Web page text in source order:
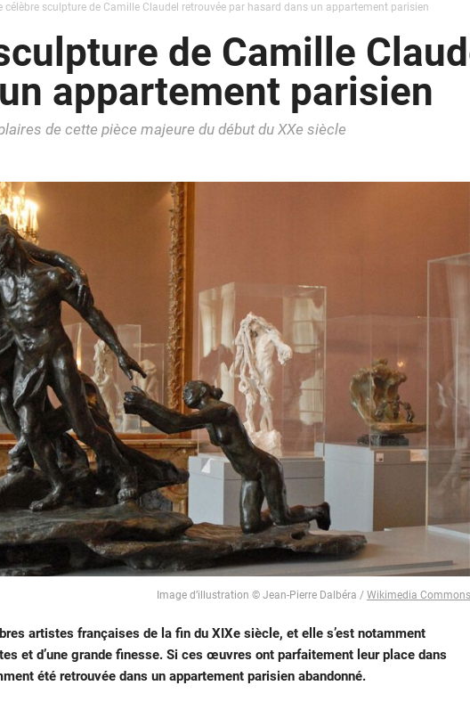
célèbre sculpture de Camille Claudel retrouvée par hasard dans un appartement parisien
de Camille
appartement parisien
de cette pièce majeure du début du XXe siècle
Image d’illustration © Jean-Pierre Dalbéra / Wikimedia Commons
artistes françaises de la fin du XIXe siècle, et elle s’est notamment
et d’une grande finesse. Si ces œuvres ont parfaitement leur place dans
été retrouvée dans un appartement parisien abandonné.